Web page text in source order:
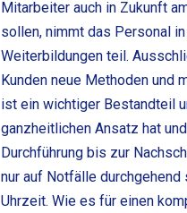
Mitarbeiter auch in Zukunft
sollen, nimmt das Personal
Weiterbildungen teil.
Kunden neue Methoden und
ist ein wichtiger Bestandteil
ganzheitlichen Ansatz hat
Durchführung bis zur
nur auf Notfälle durchgehend
Uhrzeit. Wie es für einen